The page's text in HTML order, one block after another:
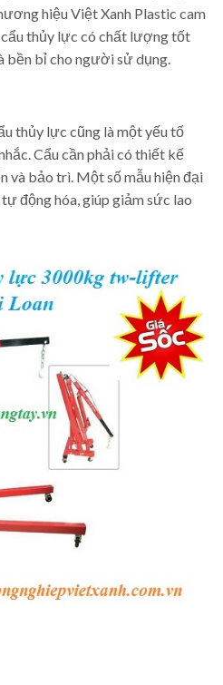
hiệu Việt Xanh Plastic cam
cẩu thủy lực có chất lượng tốt
bền bỉ cho người sử dụng.
thủy lực cũng là một yếu tố
Cẩu cần phải có thiết kế
và bảo trì. Một số mẫu hiện đại
động hóa, giúp giảm sức lao